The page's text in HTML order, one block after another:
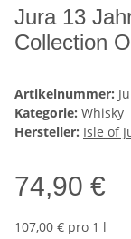
Jura 13
Collection
Artikelnummer:
Kategorie: Whisky
Hersteller: Isle of
74,90 €
107,00 € pro 1 l